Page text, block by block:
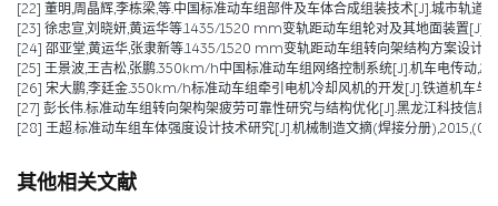
[22] 董明,周晶辉,李栋梁,等.中国标准动车组部件及车体合成组装技术[J].城市轨道
[23] 徐忠宣,刘晓妍,黄运华等.1435/1520 mm变轨距动车组轮对及其地面装置[J].
[24] 邵亚堂,黄运华,张隶新等.1435/1520 mm变轨距动车组转向架结构方案设计
[25] 王景波,王吉松,张鹏.350km/h中国标准动车组网络控制系统[J].机车电传动
[26] 宋大鹏,李廷金.350km/h标准动车组牵引电机冷却风机的开发[J].铁道机车与
[27] 彭长伟.标准动车组转向架构架疲劳可靠性研究与结构优化[J].黑龙江科技信息
[28] 王超.标准动车组车体强度设计技术研究[J].机械制造文摘(焊接分册
其他相关文献